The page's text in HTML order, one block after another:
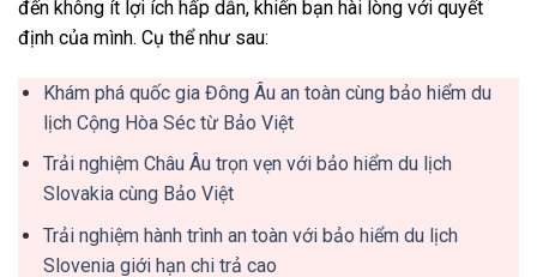
đến không ít lợi ích hấp dẫn, khiến bạn hài lòng với quyết
định của mình. Cụ thể như sau:
Khám phá quốc gia Đông Âu an toàn cùng bảo hiểm du
lịch Cộng Hòa Séc từ Bảo Việt
Trải nghiệm Châu Âu trọn vẹn với bảo hiểm du lịch
Slovakia cùng Bảo Việt
Trải nghiệm hành trình an toàn với bảo hiểm du lịch
Slovenia giới hạn chi trả cao